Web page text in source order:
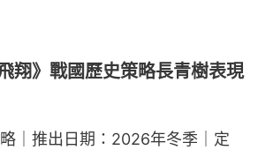
翔》戰國歷史策略長青樹表現
｜推出日期：2026年冬季｜定